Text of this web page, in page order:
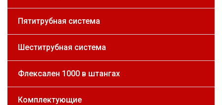
Пятитрубная система
Шеститрубная система
Флексален 1000 в штангах
Комплектующие